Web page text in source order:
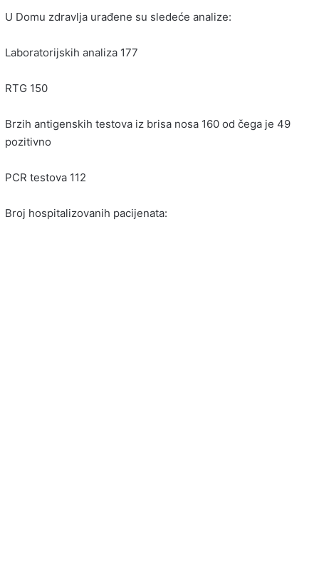
U Domu zdravlja urađene su sledeće analize:
Laboratorijskih analiza 177
RTG 150
Brzih antigenskih testova iz brisa nosa 160 od čega je 49
pozitivno
PCR testova 112
Broj hospitalizovanih pacijenata: